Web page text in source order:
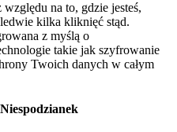
na to, gdzie jesteś,
kilka kliknięć stąd.
z myślą o
takie jak szyfrowanie
Twoich danych w całym